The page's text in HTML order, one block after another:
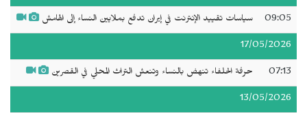
09:05 سياسات تقييد الإنترنت في إيران تدفع بملايين النساء إلى الهامش
17/05/2026
07:13 حرفة الحلفاء تنهض بالنساء وتنعش التراث المحلي في القصرين
13/05/2026